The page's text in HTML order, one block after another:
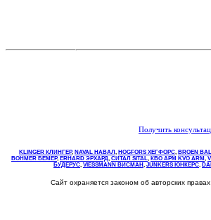
Получить
KLINGER КЛИНГЕР, NAVAL НАВАЛ , НOGFORS ХЕГФОРС, BROEN
BOHMER БЕМЕР, ERHARD ЭРХАРД, СИТАЛ SITAL, КВО АРМ KVO ARM,
БУДЕРУС, VIESSMANN ВИСМАН , JUNKERS ЮНКЕРС.
Сайт охраняется законом об авторских